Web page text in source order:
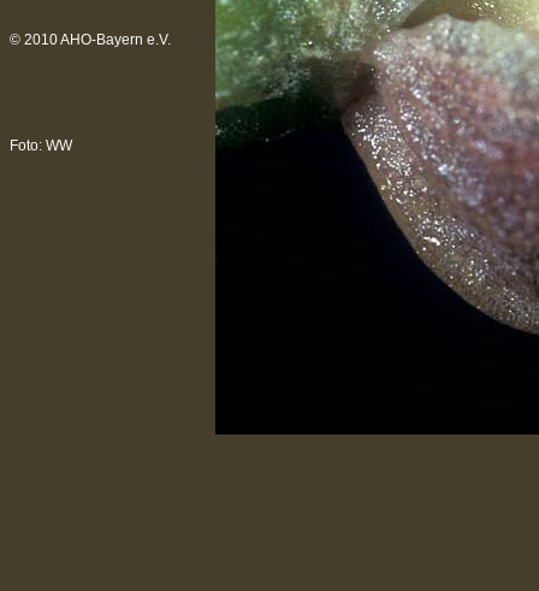
© 2010 AHO-Bayern e.V.
Foto: WW